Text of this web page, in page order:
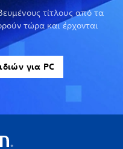
τίτλους από τα
τώρα και έρχονται
για PC